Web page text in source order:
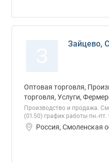
Зайцево,
Оптовая торговля,
торговля, Услуги,
Производство и продажа.
(01.50) график работы пн.-пт.
Россия, Смоленская